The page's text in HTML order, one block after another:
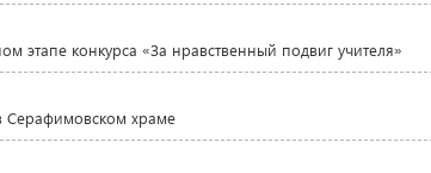
этапе конкурса «За нравственный подвиг учителя»
Серафимовском храме